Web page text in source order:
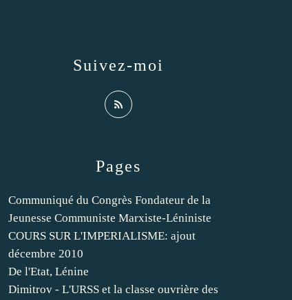
Pages
Communiqué du Congrès Fondateur de la
Jeunesse Communiste Marxiste-Léniniste
COURS SUR L'IMPERIALISME: ajout
décembre 2010
De l'Etat, Lénine
Dimitrov - L'URSS et la classe ouvrière des
Suivez-moi